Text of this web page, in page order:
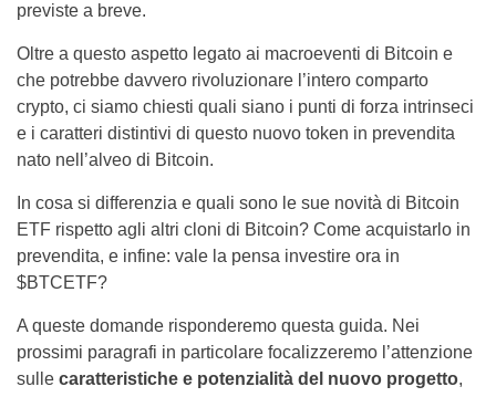
previste a breve.
Oltre a questo aspetto legato ai macroeventi di Bitcoin e
che potrebbe davvero rivoluzionare l’intero comparto
crypto, ci siamo chiesti quali siano i punti di forza intrinseci
e i caratteri distintivi di questo nuovo token in prevendita
nato nell’alveo di Bitcoin.
In cosa si differenzia e quali sono le sue novità di Bitcoin
ETF rispetto agli altri cloni di Bitcoin? Come acquistarlo in
prevendita, e infine: vale la pensa investire ora in
$BTCETF?
A queste domande risponderemo questa guida. Nei
prossimi paragrafi in particolare focalizzeremo l’attenzione
sulle caratteristiche e potenzialità del nuovo progetto,